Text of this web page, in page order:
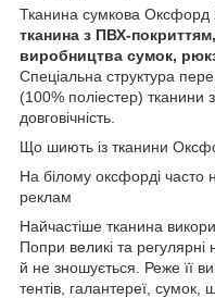
Тканина сумкова Оксфорд
тканина з ПВХ-
виробництва сумок,
Спеціальна структура
(100% поліестер) тканини
довговічність.
Що шиють із тканини
На білому оксфорді часто
реклам
Найчастіше тканина
Попри великі та
й не зношується. Реже її
тентів, галантереї, сумок,